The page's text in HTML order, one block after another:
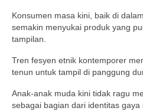
Konsumen masa kini, baik di
semakin menyukai produk yang
tampilan.
Tren fesyen etnik kontemporer
tenun untuk tampil di panggung
Anak-anak muda kini tidak ragu
sebagai bagian dari identitas